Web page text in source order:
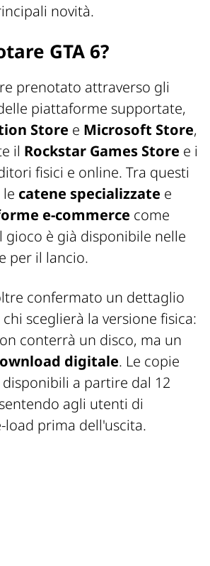
novità.
GTA 6?
prenotato attraverso gli
piattaforme supportate,
Store e Microsoft Store,
il Rockstar Games Store e i
fisici e online. Tra questi
catene specializzate e
e-commerce come
gioco è già disponibile nelle
per il lancio.
confermato un dettaglio
sceglierà la versione fisica:
conterrà un disco, ma un
digitale. Le copie
a partire dal 12
agli utenti di
prima dell'uscita.